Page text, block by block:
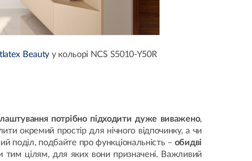
Beauty у кольорі NCS S5010-Y50R
потрібно підходити дуже виважено,
окремий простір для нічного відпочинку, а чи
поділ, подбайте про функціональність – обидві
тим цілям, для яких вони призначені. Важливий